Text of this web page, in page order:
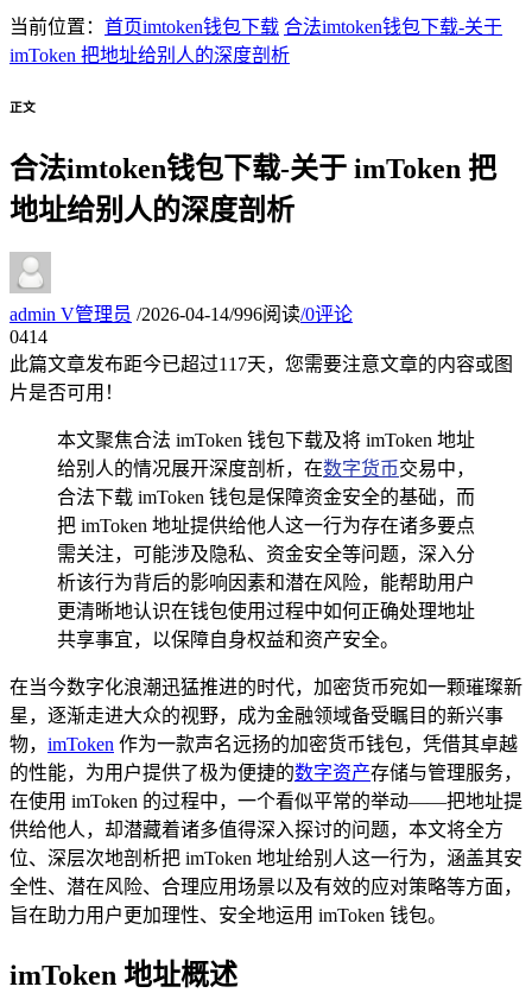
当前位置： 首页imtoken钱包下载 合法imtoken钱包下载-关于
imToken 把地址给别人的深度剖析
正文
合法imtoken钱包下载-关于 imToken 把
地址给别人的深度剖析
admin V管理员 /2026-04-14/996阅读/0评论
0414
此篇文章发布距今已超过117天，您需要注意文章的内容或图
片是否可用！
本文聚焦合法 imToken 钱包下载及将 imToken 地址
给别人的情况展开深度剖析，在数字货币交易中，
合法下载 imToken 钱包是保障资金安全的基础，而
把 imToken 地址提供给他人这一行为存在诸多要点
需关注，可能涉及隐私、资金安全等问题，深入分
析该行为背后的影响因素和潜在风险，能帮助用户
更清晰地认识在钱包使用过程中如何正确处理地址
共享事宜，以保障自身权益和资产安全。
在当今数字化浪潮迅猛推进的时代，加密货币宛如一颗璀璨新
星，逐渐走进大众的视野，成为金融领域备受瞩目的新兴事
物， imToken 作为一款声名远扬的加密货币钱包，凭借其卓越
的性能，为用户提供了极为便捷的数字资产存储与管理服务，
在使用 imToken 的过程中，一个看似平常的举动——把地址提
供给他人，却潜藏着诸多值得深入探讨的问题，本文将全方
位、深层次地剖析把 imToken 地址给别人这一行为，涵盖其安
全性、潜在风险、合理应用场景以及有效的应对策略等方面，
旨在助力用户更加理性、安全地运用 imToken 钱包。
imToken 地址概述